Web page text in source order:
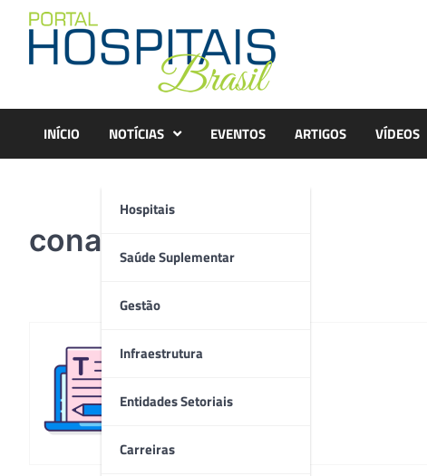
content
INÍCIO NOTÍCIAS
Hospitais
Saúde Suplementar
Gestão
Infraestrutura
Entidades Setoriais
Carreiras
EVENTOS ARTIGOS VÍDEOS
conahp